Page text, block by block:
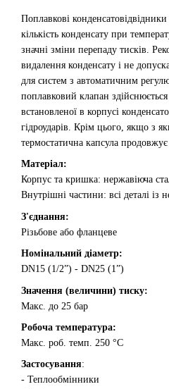
Поплавкові
кількість конденсату при
значні зміни перепаду тисків.
видалення конденсату і не
для систем з автоматичним
поплавковий клапан
встановленої в корпусі
гідроударів. Крім цього, якщо з
термостатична капсула
Матеріал:
Корпус та кришка: нержавіюча
Внутрішні частини: всі деталі із
З'єднання:
Різьбове або фланцеве
Номінальний діаметр:
DN15 (1/2”) - DN25 (1”)
Значення (величини) тиску:
Макс. до 25 бар
Робоча температура:
Макс. роб. темп. 250 °C
Застосування:
- Теплообмінники